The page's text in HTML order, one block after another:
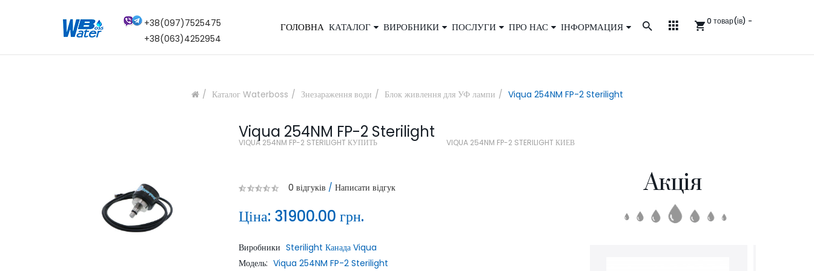
+38(097)7525475
+38(063)4252954
0 товар(ів) -
ГОЛОВНА КАТАЛОГ ВИРОБНИКИ ПОСЛУГИ ПРО НАС ІНФОРМАЦИЯ
Каталог Waterboss Знезараження води Блок живлення для УФ лампи Viqua 254NM FP-2 Sterilight
Viqua 254NM FP-2 Sterilight
VIQUA 254NM FP-2 STERILIGHT КУПИТЬ VIQUA 254NM FP-2 STERILIGHT КИЕВ
0 відгуків /Написати відгук
Ціна: 31900.00 грн.
Виробники Sterilight Канада Viqua
Модель: Viqua 254NM FP-2 Sterilight
Акція
Закажите обратный звонок, и наш
консультант свяжется с вами